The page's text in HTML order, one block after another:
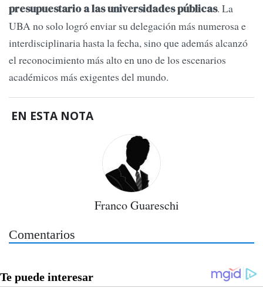
presupuestario a las universidades públicas. La
UBA no solo logró enviar su delegación más numerosa e
interdisciplinaria hasta la fecha, sino que además alcanzó
el reconocimiento más alto en uno de los escenarios
académicos más exigentes del mundo.
EN ESTA NOTA
Franco Guareschi
Comentarios